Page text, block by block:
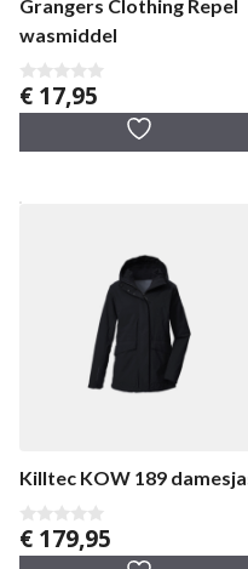
Grangers Clothing Repel
wasmiddel
0
v
5
€ 17,95
Killtec KOW 189
0
v
€ 179,95